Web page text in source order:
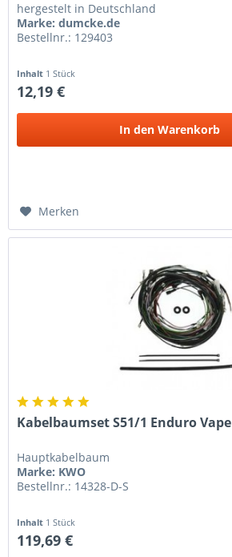
hergestelt in Deutschland
Marke: dumcke.de
Bestellnr.: 129403
Inhalt 1 Stück
12,19 €
In den Warenkorb
Merken
Kabelbaumset S51/1 Enduro Vape
Hauptkabelbaum
Marke: KWO
Bestellnr.: 14328-D-S
Inhalt 1 Stück
119,69 €